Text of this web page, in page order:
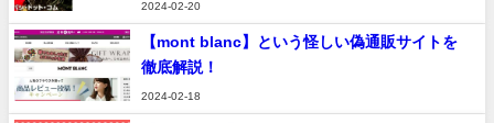
2024-02-20
【mont blanc】という怪しい偽通販サイトを
徹底解説！
2024-02-18